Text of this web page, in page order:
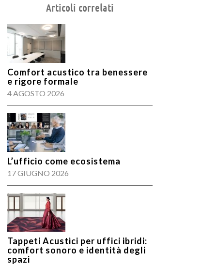
Articoli correlati
Comfort acustico tra benessere
e rigore formale
4 AGOSTO 2026
L’ufficio come ecosistema
17 GIUGNO 2026
Tappeti Acustici per uffici ibridi:
comfort sonoro e identità degli
spazi